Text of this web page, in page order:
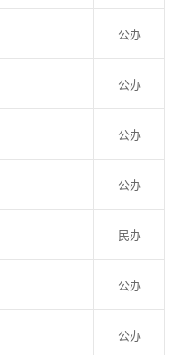
公办
公办
公办
公办
民办
公办
公办